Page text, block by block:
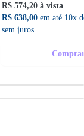
R$ 574,20 à vista
R$ 638,00 em até 10x
sem juros